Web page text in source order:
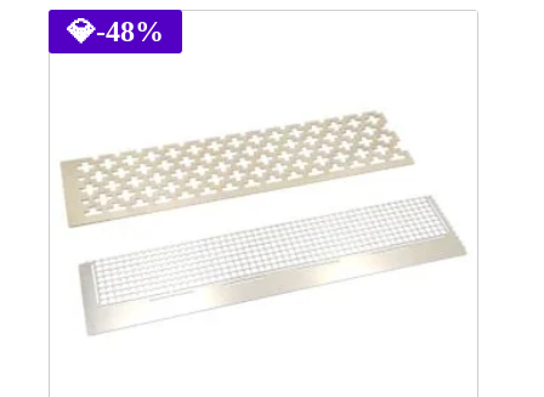
prodotto
più
essere
scelte
nella
pagina
prodotto
💎-48%